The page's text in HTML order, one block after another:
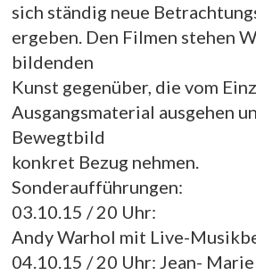
sich ständig neue
ergeben. Den Filmen stehen
bildenden
Kunst gegenüber, die vom
Ausgangsmaterial ausgehen
Bewegtbild
konkret Bezug nehmen.
Sonderaufführungen:
03.10.15 / 20 Uhr:
Andy Warhol mit Live-
04.10.15 / 20 Uhr: Jean-